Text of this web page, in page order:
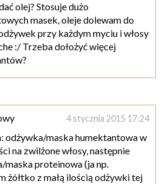
olej? Stosuje dużo
masek, oleje dolewam do
przy każdym myciu i włosy
:/ Trzeba dołożyć więcej
4 stycznia 2015 17:24
odżywka/maska humektantowa w
na zwilżone włosy, następnie
maska proteinowa (ja np.
żółtko z małą ilością odżywki tej